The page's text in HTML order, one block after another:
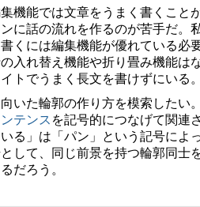
機能では文章をうまく書くこと
に話の流れを作るのが苦手だ。
くには編集機能が優れている必要
入れ替え機能や折り畳み機能は
トでうまく長文を書けずにいる。
いた輪郭の作り方を模索したい
テンス を記号的につなげて関連
る」は「パン」という記号によ
して、同じ前景を持つ輪郭同士
だろう。